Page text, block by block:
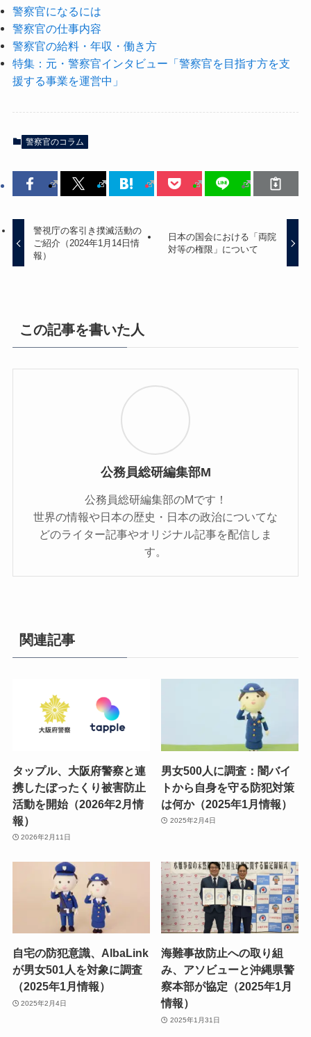
警察官になるには
警察官の仕事内容
警察官の給料・年収・働き方
特集：元・警察官インタビュー「警察官を目指す方を支
援する事業を運営中」
警察官のコラム
警視庁の客引き撲滅活動の
ご紹介（2024年1月14日情
報）
日本の国会における「両院
対等の権限」について
この記事を書いた人
公務員総研編集部M
公務員総研編集部のMです！
世界の情報や日本の歴史・日本の政治についてな
どのライター記事やオリジナル記事を配信しま
す。
関連記事
タップル、大阪府警察と連
携したぼったくり被害防止
活動を開始（2026年2月情
報）
2026年2月11日
男女500人に調査：闇バイ
トから自身を守る防犯対策
は何か（2025年1月情報）
2025年2月4日
自宅の防犯意識、AlbaLink
が男女501人を対象に調査
（2025年1月情報）
2025年2月4日
海難事故防止への取り組
み、アソビューと沖縄県警
察本部が協定（2025年1月
情報）
2025年1月31日